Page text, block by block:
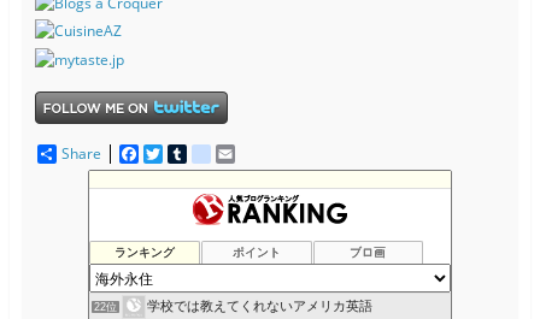
Share
F
a
c
o
o
k
T
w
i
e
r
T
u
m
b
d
e
l
i
c
o
u
s
m
a
i
l
ランキング ポイント ブロ画
カナダへ留学・移民！ Iacanada オフィシャルブログ
ゆるゆるリアルフード、デトックス
20位 ふらんすメモログ
21位 ピロの屋の日常＠ロサンゼルス
22位 学校では教えてくれないアメリカ英語